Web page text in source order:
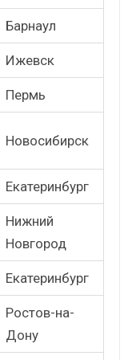
Барнаул
Ижевск
Пермь
Новосибирск
Екатеринбург
Нижний
Новгород
Екатеринбург
Ростов-на-
Дону